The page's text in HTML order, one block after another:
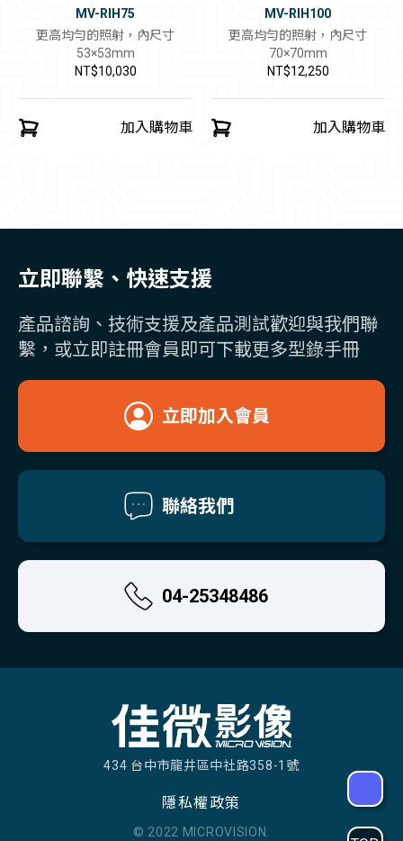
MV-RIH75
更高均勻的照射，內尺寸
53×53mm
NT$10,030
加入購物車
MV-RIH100
更高均勻的照射，內尺寸
70×70mm
NT$12,250
加入購物車
立即聯繫、快速支援
產品諮詢、技術支援及產品測試歡迎與我們聯
繫，或立即註冊會員即可下載更多型錄手冊
立即加入會員
聯絡我們
04-25348486
434 台中市龍井區中社路358-1號
隱私權政策
© 2022 MICROVISION.